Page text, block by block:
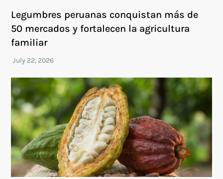
Legumbres peruanas conquistan más de
50 mercados y fortalecen la agricultura
familiar